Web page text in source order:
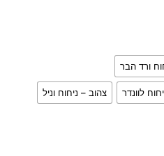
ורד הבר
לוונדר צהוב – ניחוח וניל